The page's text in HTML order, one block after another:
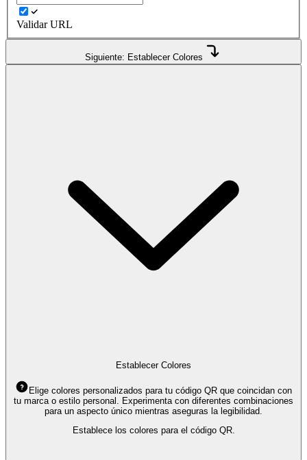
Validar URL
Siguiente: Establecer Colores
Establecer Colores
Elige colores personalizados para tu código QR que coincidan con
tu marca o estilo personal. Experimenta con diferentes combinaciones
para un aspecto único mientras aseguras la legibilidad.
Establece los colores para el código QR.